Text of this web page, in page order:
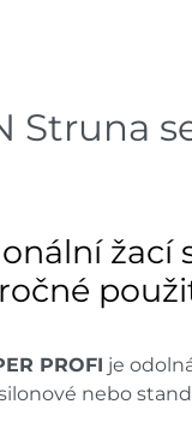
Struna
PROFI je
nebo